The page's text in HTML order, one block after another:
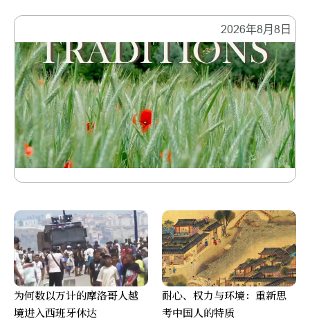
2026年8月8日
为何数以万计的摩洛哥人越
境进入西班牙休达
耐心、权力与环境：重新思
考中国人的特质